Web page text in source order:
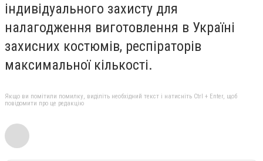
індивідуального захисту для
налагодження виготовлення в Україні
захисних костюмів, респіраторів
максимальної кількості.
Якщо ви помітили помилку, виділіть необхідний текст і натисніть Ctrl + Enter, щоб
повідомити про це редакцію